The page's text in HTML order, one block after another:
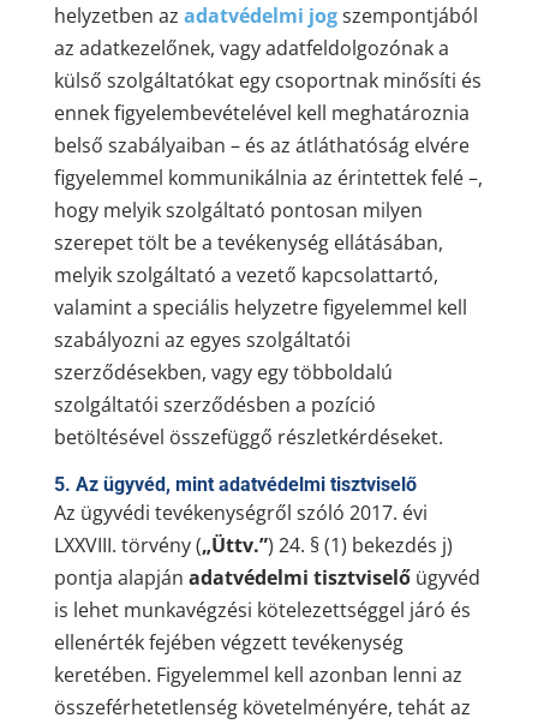
helyzetben az adatvédelmi jogszempontjából
az adatkezelőnek, vagy adatfeldolgozónak a
külső szolgáltatókat egy csoportnak minősíti és
ennek figyelembevételével kell meghatároznia
belső szabályaiban – és az átláthatóság elvére
figyelemmel kommunikálnia az érintettek felé –,
hogy melyik szolgáltató pontosan milyen
szerepet tölt be a tevékenység ellátásában,
melyik szolgáltató a vezető kapcsolattartó,
valamint a speciális helyzetre figyelemmel kell
szabályozni az egyes szolgáltatói
szerződésekben, vagy egy többoldalú
szolgáltatói szerződésben a pozíció
betöltésével összefüggő részletkérdéseket.
5. Az ügyvéd, mint adatvédelmi tisztviselő
Az ügyvédi tevékenységről szóló 2017. évi
LXXVIII. törvény („Üttv.”) 24. § (1) bekezdés j)
pontja alapján adatvédelmi tisztviselőügyvéd
is lehet munkavégzési kötelezettséggel járó és
ellenérték fejében végzett tevékenység
keretében. Figyelemmel kell azonban lenni az
összeférhetetlenség követelményére, tehát az